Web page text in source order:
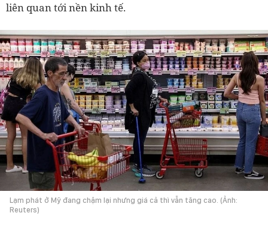
liên quan tới nền kinh tế.
Lạm phát ở Mỹ đang chậm lại nhưng giá cả thì vẫn tăng cao. (Ảnh:
Reuters)